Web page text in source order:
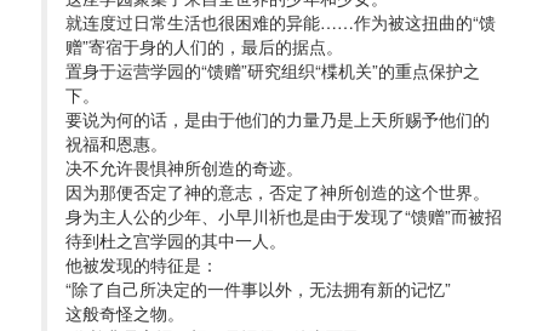
就连度过日常生活也很困难的异能……作为被这扭曲的“馈
赠”寄宿于身的人们的，最后的据点。
置身于运营学园的“馈赠”研究组织“楪机关”的重点保护之
下。
要说为何的话，是由于他们的力量乃是上天所赐予他们的
祝福和恩惠。
决不允许畏惧神所创造的奇迹。
因为那便否定了神的意志，否定了神所创造的这个世界。
身为主人公的少年、小早川祈也是由于发现了“馈赠”而被招
待到杜之宫学园的其中一人。
他被发现的特征是：
“除了自己所决定的一件事以外，无法拥有新的记忆”
这般奇怪之物。